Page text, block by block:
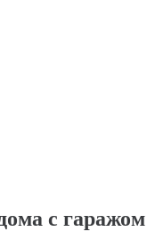
с гаражом